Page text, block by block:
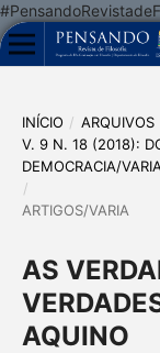
INÍCIO / ARQUIVOS
V. 9 N. 18 (2018):
DEMOCRACIA/VARIA
/
ARTIGOS/VARIA
AS
AQUINO